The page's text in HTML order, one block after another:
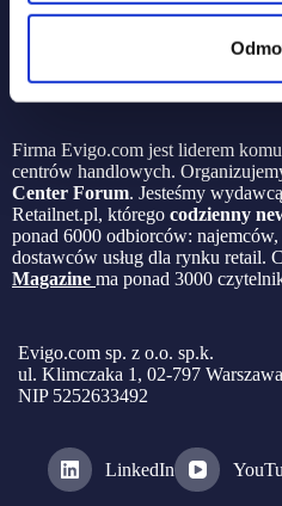
Firma Evigo.com jest liderem
centrów handlowych.
Center Forum. Jesteśmy
Retailnet.pl, którego codzienny
ponad 6000 odbiorców:
dostawców usług dla rynku retail.
Magazine ma ponad 3000
Evigo.com sp. z o.o. sp.k.
ul. Klimczaka 1, 02-797 Warszawa
NIP 5252633492
LinkedIn